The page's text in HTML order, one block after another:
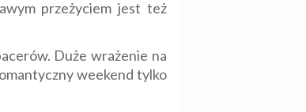
przeżyciem jest też
Duże wrażenie na
weekend tylko